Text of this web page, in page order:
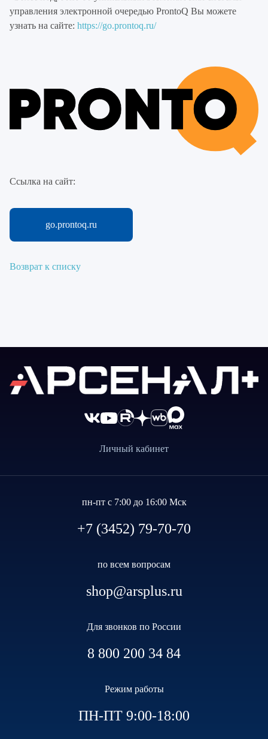
управления электронной очередью ProntoQ Вы можете
узнать на сайте: https://go.prontoq.ru/
Ссылка на сайт:
go.prontoq.ru
Возврат к списку
Личный кабинет
пн-пт с 7:00 до 16:00 Мск
+7 (3452) 79-70-70
по всем вопросам
shop@arsplus.ru
Для звонков по России
8 800 200 34 84
Режим работы
ПН-ПТ 9:00-18:00